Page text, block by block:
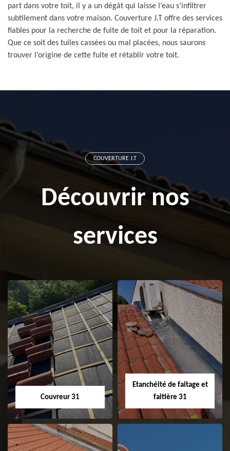
part dans votre toit, il y a un dégât qui laisse l’eau s’infiltrer
subtilement dans votre maison. Couverture J.T offre des services
fiables pour la recherche de fuite de toit et pour la réparation.
Que ce soit des tuiles cassées ou mal placées, nous saurons
trouver l’origine de cette fuite et rétablir votre toit.
COUVERTURE J.T
Découvrir nos
services
Couvreur 31
Etanchéité de faitage et
faitière 31